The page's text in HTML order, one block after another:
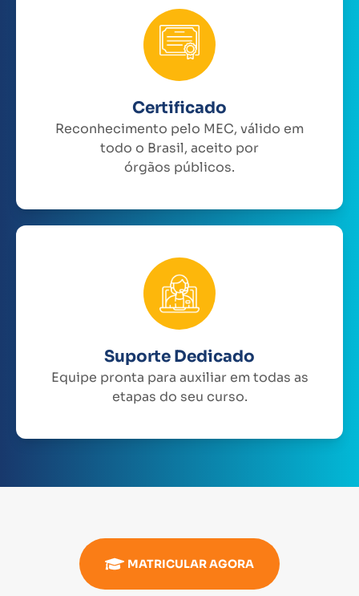
Certificado
Reconhecimento pelo MEC, válido em
todo o Brasil, aceito por
órgãos públicos.
Suporte Dedicado
Equipe pronta para auxiliar em todas as
etapas do seu curso.
MATRICULAR AGORA